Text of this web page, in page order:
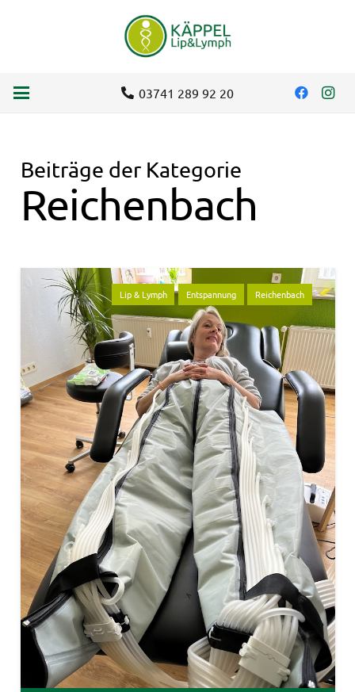
03741 289 92 20
Beiträge der Kategorie
Reichenbach
Lip & Lymph Entspannung Reichenbach